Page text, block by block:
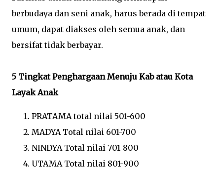
berbudaya dan seni anak, harus berada di tempat
umum, dapat diakses oleh semua anak, dan
bersifat tidak berbayar.
5 Tingkat Penghargaan Menuju Kab atau Kota
Layak Anak
PRATAMA total nilai 501-600
MADYA Total nilai 601-700
NINDYA Total nilai 701-800
UTAMA Total nilai 801-900